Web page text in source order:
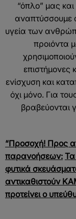
“όπλο” μας
αναπτύσσουμε
υγεία των
προιόντα
επιστήμονες
ενίσχυση και
όχι μόνο. Για
βραβεύονται
“Προσοχή! Προς
παρανοήσεων: Τα
φυτικά
αντικαθιστούν
προτείνει ο